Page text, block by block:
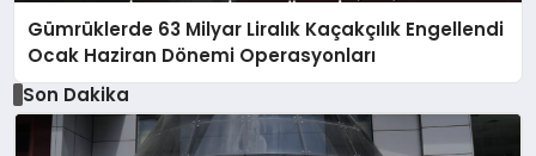
Gümrüklerde 63 Milyar Liralık Kaçakçılık Engellendi
Ocak Haziran Dönemi Operasyonları
Son Dakika